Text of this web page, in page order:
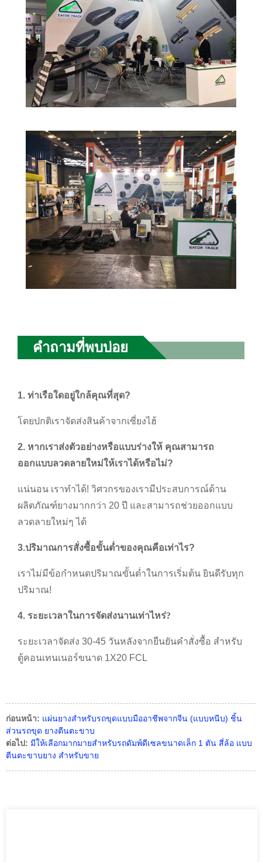
คำถามที่พบบ่อย
1. ท่าเรือใดอยู่ใกล้คุณที่สุด?
โดยปกติเราจัดส่งสินค้าจากเซี่ยงไฮ้
2. หากเราส่งตัวอย่างหรือแบบร่างให้ คุณสามารถ
ออกแบบลวดลายใหม่ให้เราได้หรือไม่?
แน่นอน เราทำได้! วิศวกรของเรามีประสบการณ์ด้าน
ผลิตภัณฑ์ยางมากกว่า 20 ปี และสามารถช่วยออกแบบ
ลวดลายใหม่ๆ ได้
3.ปริมาณการสั่งซื้อขั้นต่ำของคุณคือเท่าไร?
เราไม่มีข้อกำหนดปริมาณขั้นต่ำในการเริ่มต้น ยินดีรับทุก
ปริมาณ!
4. ระยะเวลาในการจัดส่งนานเท่าไหร่?
ระยะเวลาจัดส่ง 30-45 วันหลังจากยืนยันคำสั่งซื้อ สำหรับ
ตู้คอนเทนเนอร์ขนาด 1X20 FCL
ก่อนหน้า: แผ่นยางสำหรับรถขุดแบบมืออาชีพจากจีน (แบบหนีบ) ชิ้น
ส่วนรถขุด ยางตีนตะขาบ
ต่อไป: มีให้เลือกมากมายสำหรับรถดัมพ์ดีเซลขนาดเล็ก 1 ตัน สี่ล้อ แบบ
ตีนตะขาบยาง สำหรับขาย